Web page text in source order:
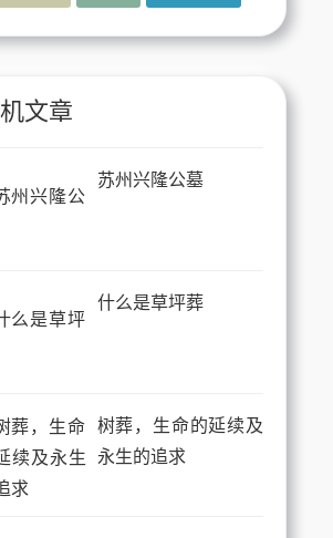
文章
苏州兴隆公墓
什么是草坪葬
树葬，生命的延续及
永生的追求